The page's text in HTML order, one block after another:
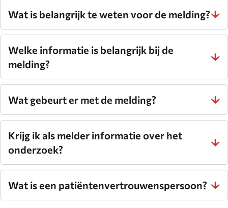
Wat is belangrijk te weten voor de melding?
Welke informatie is belangrijk bij de
melding?
Wat gebeurt er met de melding?
Krijg ik als melder informatie over het
onderzoek?
Wat is een patiëntenvertrouwenspersoon?